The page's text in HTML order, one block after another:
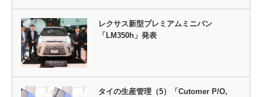
レクサス新型プレミアムミニバン
「LM350h」発表
タイの生産管理（5）「Cutomer P/O,